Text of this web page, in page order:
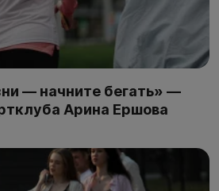
— начните бегать» —
Арина Ершова